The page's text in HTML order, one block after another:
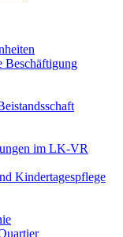
Beschäftigung
im LK-VR
Kindertagespflege